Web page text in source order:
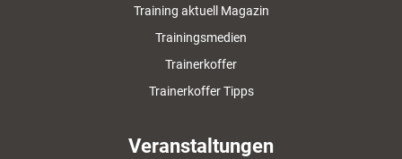
Training aktuell Magazin
Trainingsmedien
Trainerkoffer
Trainerkoffer Tipps
Veranstaltungen